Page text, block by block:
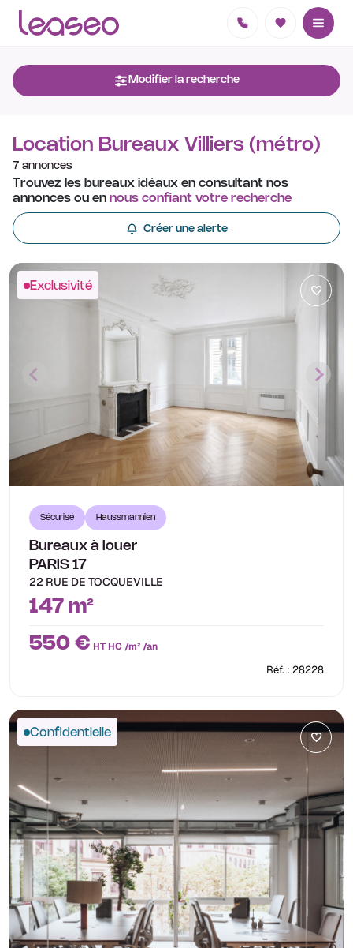
Modifier la recherche
Location Bureaux Villiers (métro)
7 annonces
Trouvez les bureaux idéaux en consultant nos
annonces ou en nous confiant votre recherche
Créer une alerte
Exclusivité
Sécurisé Haussmannien
Bureaux à louer
PARIS 17
22 RUE DE TOCQUEVILLE
147 m²
550 € HT HC /m² /an
Réf. : 28228
Confidentielle